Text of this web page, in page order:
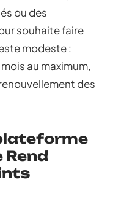
ou des
souhaite faire
modeste :
au maximum,
des
Rend